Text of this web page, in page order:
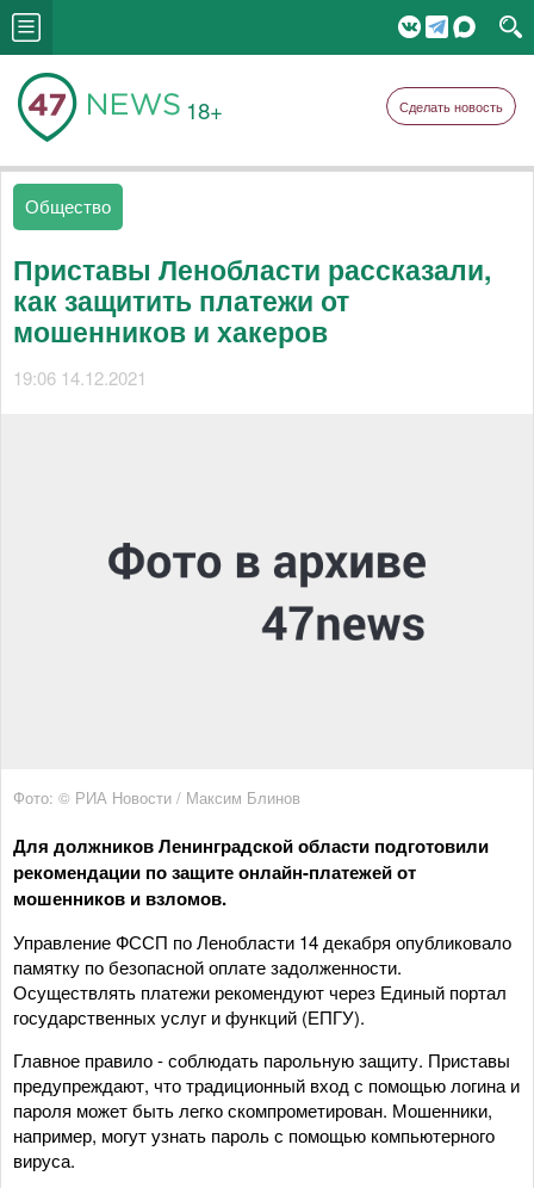
18+ Сделать новость
Общество
Приставы Ленобласти рассказали,
как защитить платежи от
мошенников и хакеров
19:06 14.12.2021
Фото: © РИА Новости / Максим Блинов
Для должников Ленинградской области подготовили
рекомендации по защите онлайн-платежей от
мошенников и взломов.
Управление ФССП по Ленобласти 14 декабря опубликовало
памятку по безопасной оплате задолженности.
Осуществлять платежи рекомендуют через Единый портал
государственных услуг и функций (ЕПГУ).
Главное правило - соблюдать парольную защиту. Приставы
предупреждают, что традиционный вход с помощью логина и
пароля может быть легко скомпрометирован. Мошенники,
например, могут узнать пароль с помощью компьютерного
вируса.